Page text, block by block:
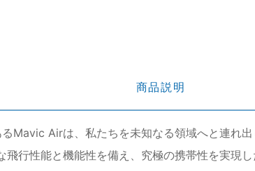
商品説明
Mavic Airは、私たちを未知なる領域へと連れ
行性能と機能性を備え、究極の携帯性を実現し